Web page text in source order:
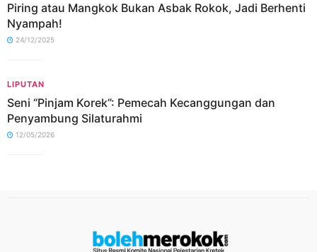
Piring atau Mangkok Bukan Asbak Rokok, Jadi Berhenti
Nyampah!
24/12/2025
LIPUTAN
Seni “Pinjam Korek”: Pemecah Kecanggungan dan
Penyambung Silaturahmi
12/05/2026